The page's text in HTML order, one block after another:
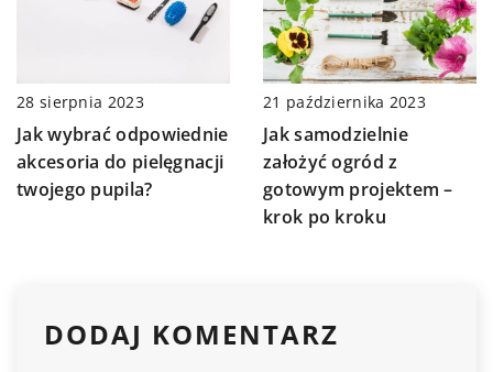
28 sierpnia 2023
Jak wybrać odpowiednie
akcesoria do pielęgnacji
twojego pupila?
21 października 2023
Jak samodzielnie
założyć ogród z
gotowym projektem –
krok po kroku
DODAJ KOMENTARZ